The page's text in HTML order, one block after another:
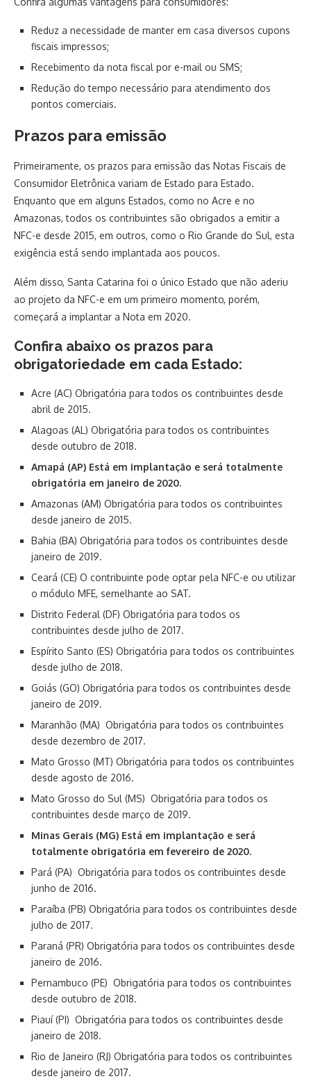
Reduz a necessidade de manter em casa diversos cupons
fiscais impressos;
Recebimento da nota fiscal por e-mail ou SMS;
Redução do tempo necessário para atendimento dos
pontos comerciais.
Prazos para emissão
Primeiramente, os prazos para emissão das Notas Fiscais de
Consumidor Eletrônica variam de Estado para Estado.
Enquanto que em alguns Estados, como no Acre e no
Amazonas, todos os contribuintes são obrigados a emitir a
NFC-e desde 2015, em outros, como o Rio Grande do Sul, esta
exigência está sendo implantada aos poucos.
Além disso, Santa Catarina foi o único Estado que não aderiu
ao projeto da NFC-e em um primeiro momento, porém,
começará a implantar a Nota em 2020.
Confira abaixo os prazos para
obrigatoriedade em cada Estado:
Acre (AC) Obrigatória para todos os contribuintes desde
abril de 2015.
Alagoas (AL) Obrigatória para todos os contribuintes
desde outubro de 2018.
Amapá (AP) Está em implantação e será totalmente
obrigatória em janeiro de 2020.
Amazonas (AM) Obrigatória para todos os contribuintes
desde janeiro de 2015.
Bahia (BA) Obrigatória para todos os contribuintes desde
janeiro de 2019.
Ceará (CE) O contribuinte pode optar pela NFC-e ou utilizar
o módulo MFE, semelhante ao SAT.
Distrito Federal (DF) Obrigatória para todos os
contribuintes desde julho de 2017.
Espírito Santo (ES) Obrigatória para todos os contribuintes
desde julho de 2018.
Goiás (GO) Obrigatória para todos os contribuintes desde
janeiro de 2019.
Maranhão (MA) Obrigatória para todos os contribuintes
desde dezembro de 2017.
Mato Grosso (MT) Obrigatória para todos os contribuintes
desde agosto de 2016.
Mato Grosso do Sul (MS) Obrigatória para todos os
contribuintes desde março de 2019.
Minas Gerais (MG) Está em implantação e será
totalmente obrigatória em fevereiro de 2020.
Pará (PA) Obrigatória para todos os contribuintes desde
junho de 2016.
Paraíba (PB) Obrigatória para todos os contribuintes desde
julho de 2017.
Paraná (PR) Obrigatória para todos os contribuintes desde
janeiro de 2016.
Pernambuco (PE) Obrigatória para todos os contribuintes
desde outubro de 2018.
Piauí (PI) Obrigatória para todos os contribuintes desde
janeiro de 2018.
Rio de Janeiro (RJ) Obrigatória para todos os contribuintes
desde janeiro de 2017.